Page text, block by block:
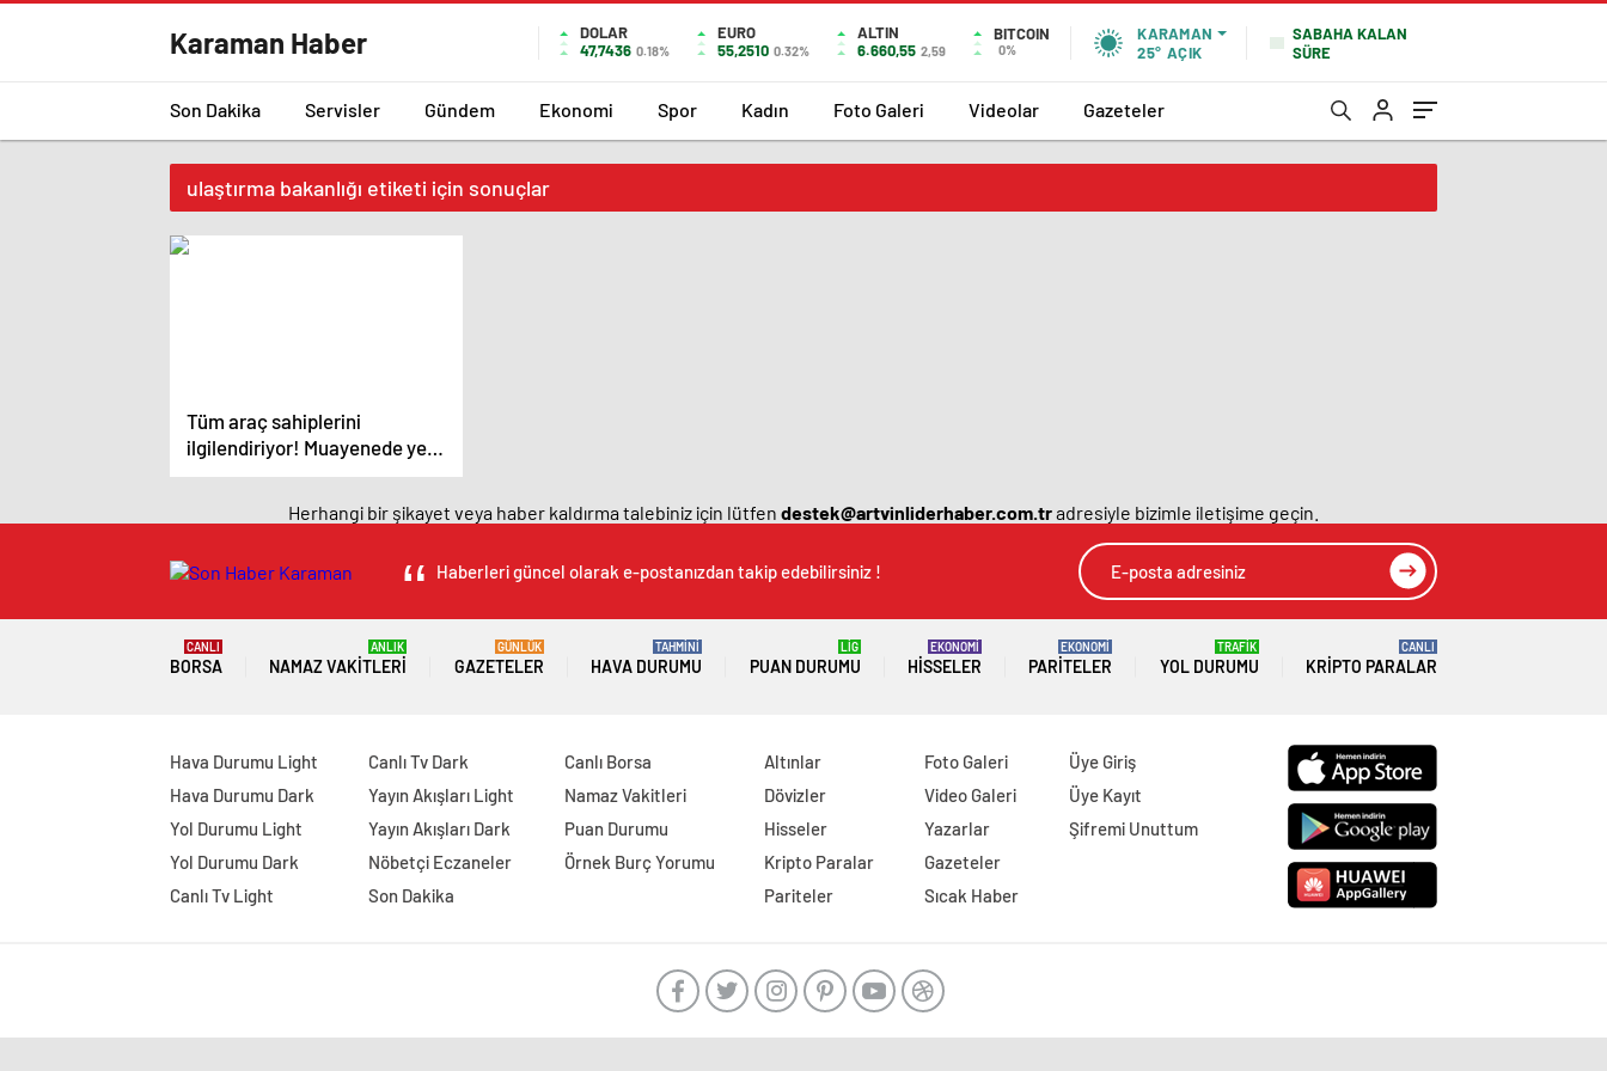
Karaman Haber
DOLAR
47,7436 0.18%
EURO
55,2510 0.32%
ALTIN
6.660,55 2,59
BITCOIN
0%
KARAMAN
25° AÇIK
SABAHA KALAN
SÜRE
Son Dakika Servisler Gündem Ekonomi Spor Kadın Foto Galeri Videolar Gazeteler
ulaştırma bakanlığı etiketi için sonuçlar
Tüm araç sahiplerini
ilgilendiriyor! Muayenede yeni
dönem başlıyor
Herhangi bir şikayet veya haber kaldırma talebiniz için lütfen destek@artvinliderhaber.com.tradresiyle bizimle iletişime geçin.
Haberleri güncel olarak e-postanızdan takip edebilirsiniz !
BORSA
CANLI
NAMAZ VAKITLERI
ANLIK
GAZETELER
GÜNLÜK
HAVA DURUMU
TAHMİNİ
PUAN DURUMU
LİG
HISSELER
EKONOMİ
PARITELER
EKONOMİ
YOL DURUMU
TRAFİK
KRIPTO PARALAR
CANLI
Hava Durumu Light
Hava Durumu Dark
Yol Durumu Light
Yol Durumu Dark
Canlı Tv Light
Canlı Tv Dark
Yayın Akışları Light
Yayın Akışları Dark
Nöbetçi Eczaneler
Son Dakika
Canlı Borsa
Namaz Vakitleri
Puan Durumu
Örnek Burç Yorumu
Altınlar
Dövizler
Hisseler
Kripto Paralar
Pariteler
Foto Galeri
Video Galeri
Yazarlar
Gazeteler
Sıcak Haber
Üye Giriş
Üye Kayıt
Şifremi Unuttum